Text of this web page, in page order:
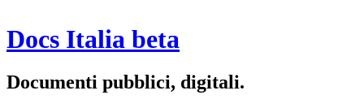
Docs Italia beta
Documenti pubblici, digitali.